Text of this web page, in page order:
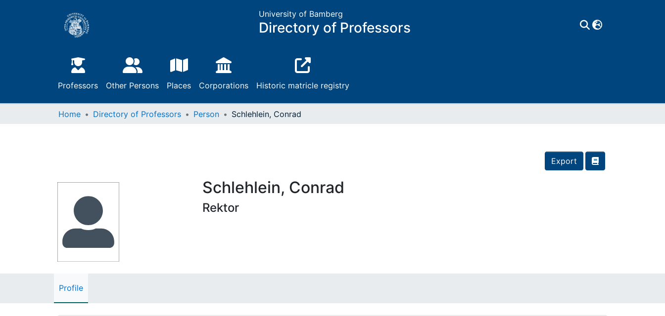
University of Bamberg
Directory of Professors
Professors Other Persons Places Corporations Historic matricle registry
Home Directory of Professors Person Schlehlein, Conrad
Export
Schlehlein, Conrad
Rektor
Profile